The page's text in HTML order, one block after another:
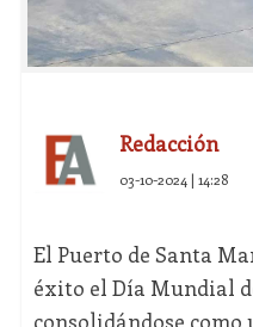
Redacción
03-10-2024 | 14:28
El Puerto de Santa
éxito el Día Mundial
consolidándose como